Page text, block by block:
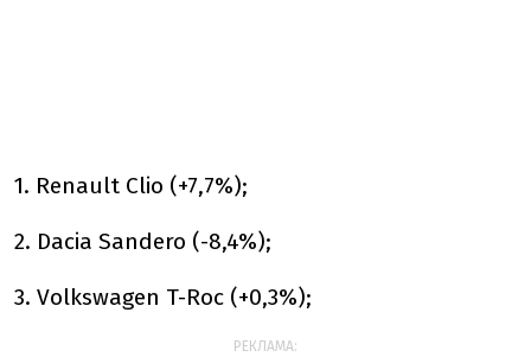
1. Renault Clio (+7,7%);
2. Dacia Sandero (-8,4%);
3. Volkswagen T-Roc (+0,3%);
РЕКЛАМА: